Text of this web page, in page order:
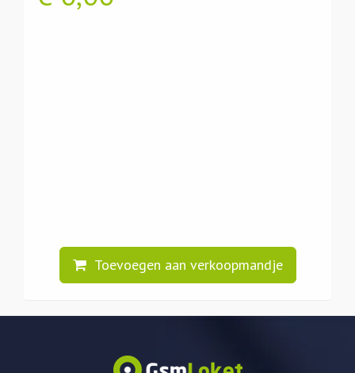
Toevoegen aan verkoopmandje